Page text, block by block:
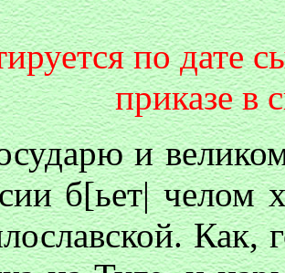
по дате
приказе в
и
б[ьет| челом
Как,